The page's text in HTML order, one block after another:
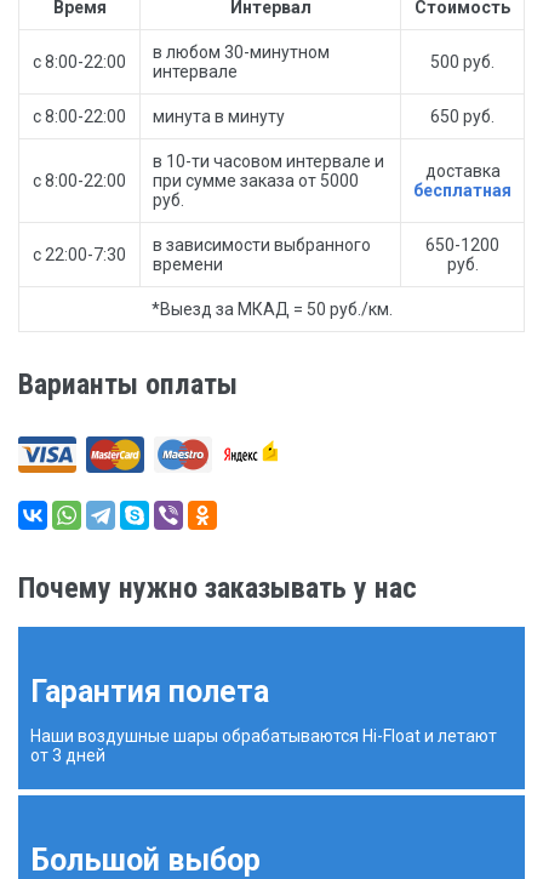
Время Интервал Стоимость
с 8:00-22:00
в любом 30-минутном
интервале
500 руб.
с 8:00-22:00 минута в минуту 650 руб.
с 8:00-22:00
в 10-ти часовом интервале и
при сумме заказа от 5000
руб.
доставка
бесплатная
с 22:00-7:30
в зависимости выбранного
времени
650-1200
руб.
*Выезд за МКАД = 50 руб./км.
Варианты оплаты
Почему нужно заказывать у нас
Гарантия полета
Наши воздушные шары обрабатываются Hi-Float и летают
от 3 дней
Большой выбор